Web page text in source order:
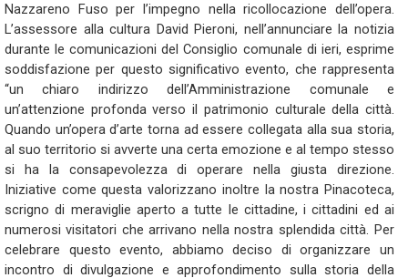
Nazzareno Fuso per l’impegno nella ricollocazione dell’opera.
L’assessore alla cultura David Pieroni, nell’annunciare la notizia
durante le comunicazioni del Consiglio comunale di ieri, esprime
soddisfazione per questo significativo evento, che rappresenta
“un chiaro indirizzo dell’Amministrazione comunale e
un’attenzione profonda verso il patrimonio culturale della città.
Quando un’opera d’arte torna ad essere collegata alla sua storia,
al suo territorio si avverte una certa emozione e al tempo stesso
si ha la consapevolezza di operare nella giusta direzione.
Iniziative come questa valorizzano inoltre la nostra Pinacoteca,
scrigno di meraviglie aperto a tutte le cittadine, i cittadini ed ai
numerosi visitatori che arrivano nella nostra splendida città. Per
celebrare questo evento, abbiamo deciso di organizzare un
incontro di divulgazione e approfondimento sulla storia della